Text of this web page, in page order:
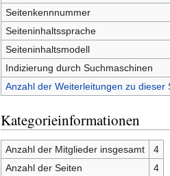
Seitenkennnummer
Seiteninhaltssprache
Seiteninhaltsmodell
Indizierung durch Suchmaschinen
Anzahl der Weiterleitungen zu dieser
Kategorieinformationen
Anzahl der Mitglieder insgesamt
4
Anzahl der Seiten
4